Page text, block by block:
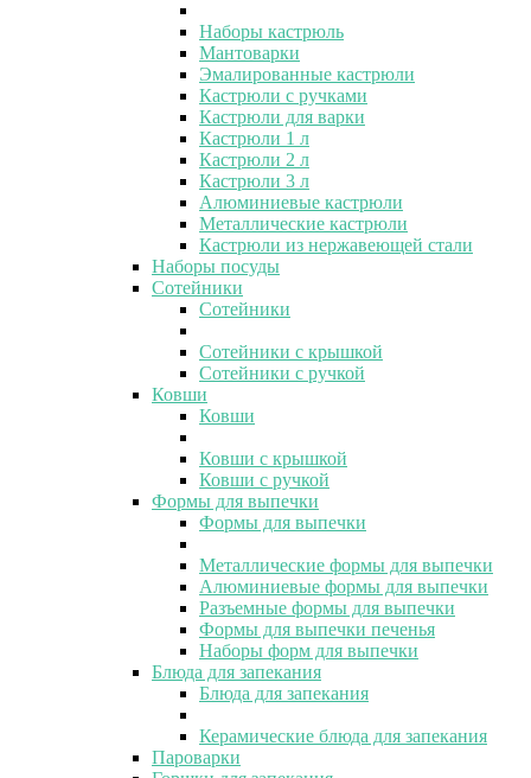
Наборы кастрюль
Мантоварки
Эмалированные кастрюли
Кастрюли с ручками
Кастрюли для варки
Кастрюли 1 л
Кастрюли 2 л
Кастрюли 3 л
Алюминиевые кастрюли
Металлические кастрюли
Кастрюли из нержавеющей стали
Наборы посуды
Сотейники
Сотейники
Сотейники с крышкой
Сотейники с ручкой
Ковши
Ковши
Ковши с крышкой
Ковши с ручкой
Формы для выпечки
Формы для выпечки
Металлические формы для выпечки
Алюминиевые формы для выпечки
Разъемные формы для выпечки
Формы для выпечки печенья
Наборы форм для выпечки
Блюда для запекания
Блюда для запекания
Керамические блюда для запекания
Пароварки